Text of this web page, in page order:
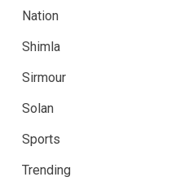
Nation
Shimla
Sirmour
Solan
Sports
Trending